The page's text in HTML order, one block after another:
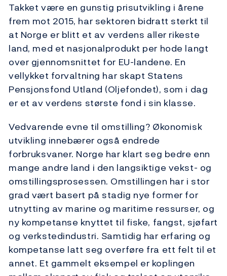
Takket være en gunstig prisutvikling i årene
frem mot 2015, har sektoren bidratt sterkt til
at Norge er blitt et av verdens aller rikeste
land, med et nasjonalprodukt per hode langt
over gjennomsnittet for EU-landene. En
vellykket forvaltning har skapt Statens
Pensjonsfond Utland (Oljefondet), som i dag
er et av verdens største fond i sin klasse.
Vedvarende evne til omstilling? Økonomisk
utvikling innebærer også endrede
forbruksvaner. Norge har klart seg bedre enn
mange andre land i den langsiktige vekst- og
omstillingsprosessen. Omstillingen har i stor
grad vært basert på stadig nye former for
utnytting av marine og maritime ressurser, og
ny kompetanse knyttet til fiske, fangst, sjøfart
og verkstedindustri. Samtidig har erfaring og
kompetanse latt seg overføre fra ett felt til et
annet. Et gammelt eksempel er koplingen